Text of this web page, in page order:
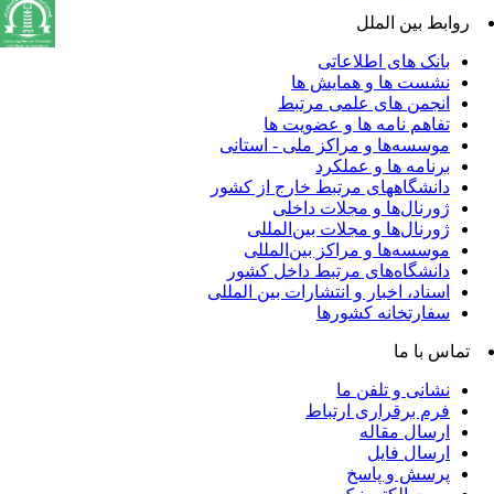
روابط بین الملل
بانک های اطلاعاتی
نشست ها و همایش ها
انجمن های علمی مرتبط
تفاهم نامه ها و عضویت ها
موسسه‌ها و مراکز ملی - استانی
برنامه ها و عملکرد
دانشگاههای مرتبط خارج از کشور
ژورنال‌ها و مجلات داخلی
ژورنال‌ها و مجلات بین‌المللی
موسسه‌ها و مراکز بین‌المللی
دانشگاه‌های مرتبط داخل کشور
اسناد، اخبار و انتشارات بین المللی
سفارتخانه کشورها
تماس با ما
نشانی و تلفن ما
فرم برقراری ارتباط
ارسال مقاله
ارسال فایل
پرسش و پاسخ